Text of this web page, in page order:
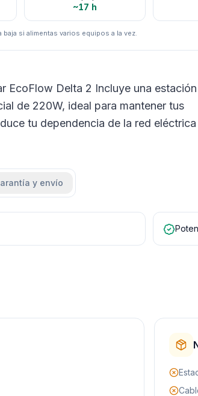
~17 h
si alimentas varios equipos a la vez.
EcoFlow Delta 2 Incluye una
de 220W, ideal para mantener tus
tu dependencia de la red
y envío